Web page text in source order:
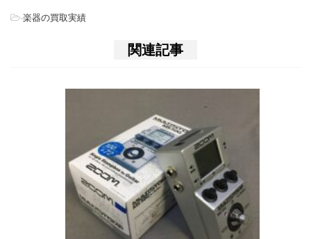
-楽器の買取実績
関連記事